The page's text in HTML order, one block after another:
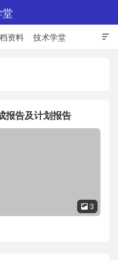

资料 技术学堂
报告及计划报告
 3